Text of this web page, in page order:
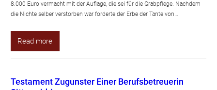
8.000 Euro vermacht mit der Auflage, die sei für die Grabpflege. Nachdem
die Nichte selber verstorben war forderte der Erbe der Tante von…
Read more
Testament Zugunster Einer Berufsbetreuerin